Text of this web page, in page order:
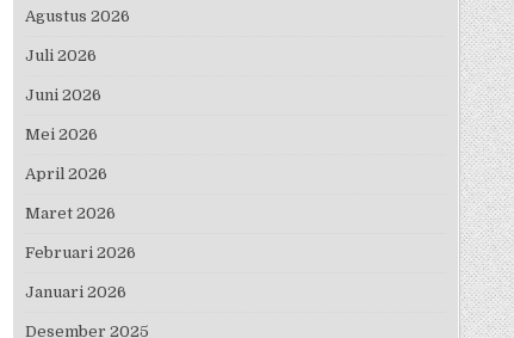
Agustus 2026
Juli 2026
Juni 2026
Mei 2026
April 2026
Maret 2026
Februari 2026
Januari 2026
Desember 2025